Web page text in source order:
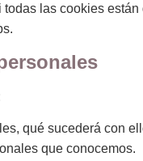
las cookies
qué sucederá con
que conocemos.